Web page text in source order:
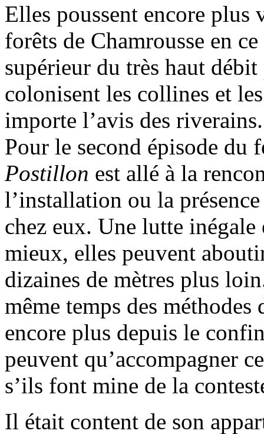
Elles poussent encore plus
forêts de Chamrousse en
supérieur du très haut
colonisent les collines et
importe l’avis des riverains.
Pour le second épisode
Postillon est allé à la
l’installation ou la
chez eux. Une lutte inégale
mieux, elles peuvent
dizaines de mètres plus
même temps des
encore plus depuis le
peuvent qu’accompagner
s’ils font mine de la
Il était content de son